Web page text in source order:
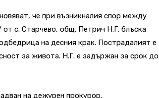
че при възникналия спор между
с. Старчево, общ. Петрич Н.Г. блъска
на десния крак. Пострадалият е
за живота. Н.Г. е задържан за срок до
на дежурен прокурор.